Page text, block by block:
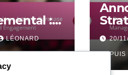
:
d’Achat
LÉONARD
des
20/
DUPUIS